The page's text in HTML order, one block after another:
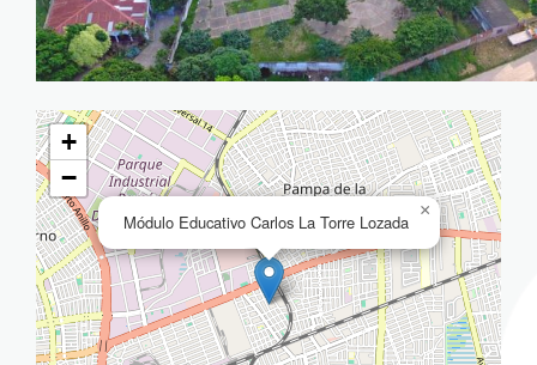
Módulo Educativo Carlos La Torre Lozada
×
+
−